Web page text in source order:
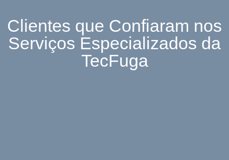
Clientes que Confiaram nos
Serviços Especializados da
TecFuga